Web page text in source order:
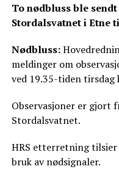
To nødbluss ble
Stordalsvatnet i Etne
Nødbluss:
meldinger om
ved 19.35-tiden tirsdag
Observasjoner er gjort
Stordalsvatnet.
HRS etterretning
bruk av nødsignaler.